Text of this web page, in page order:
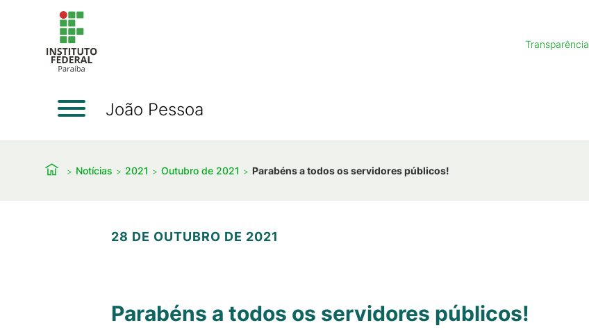
Transparência
João Pessoa
Notícias 2021 Outubro de 2021 Parabéns a todos os servidores públicos!
28 DE OUTUBRO DE 2021
Parabéns a todos os servidores públicos!